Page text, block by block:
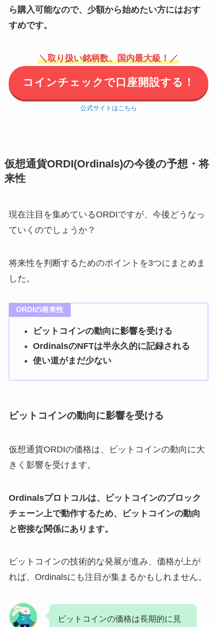
ら購入可能なので、少額から始めたい方にはおす
すめです。
＼取り扱い銘柄数、国内最大級！／
コインチェックで口座開設する！
公式サイトはこちら
仮想通貨ORDI(Ordinals)の今後の予想・将
来性
現在注目を集めているORDIですが、今後どうなっ
ていくのでしょうか？
将来性を判断するためのポイントを3つにまとめま
した。
ORDIの将来性
ビットコインの動向に影響を受ける
OrdinalsのNFTは半永久的に記録される
使い道がまだ少ない
ビットコインの動向に影響を受ける
仮想通貨ORDIの価格は、ビットコインの動向に大
きく影響を受けます。
Ordinalsプロトコルは、ビットコインのブロック
チェーン上で動作するため、ビットコインの動向
と密接な関係にあります。
ビットコインの技術的な発展が進み、価格が上が
れば、Ordinalsにも注目が集まるかもしれません。
ビットコインの価格は長期的に見